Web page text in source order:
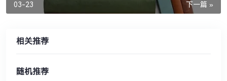
下一篇 »
03-23
相关推荐
随机推荐